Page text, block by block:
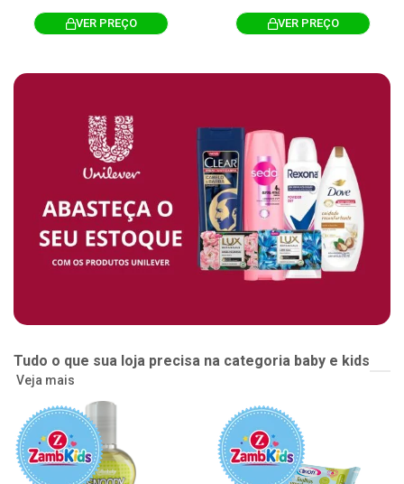
VER PREÇO VER PREÇO
Tudo o que sua loja precisa na categoria baby e kids
Veja mais